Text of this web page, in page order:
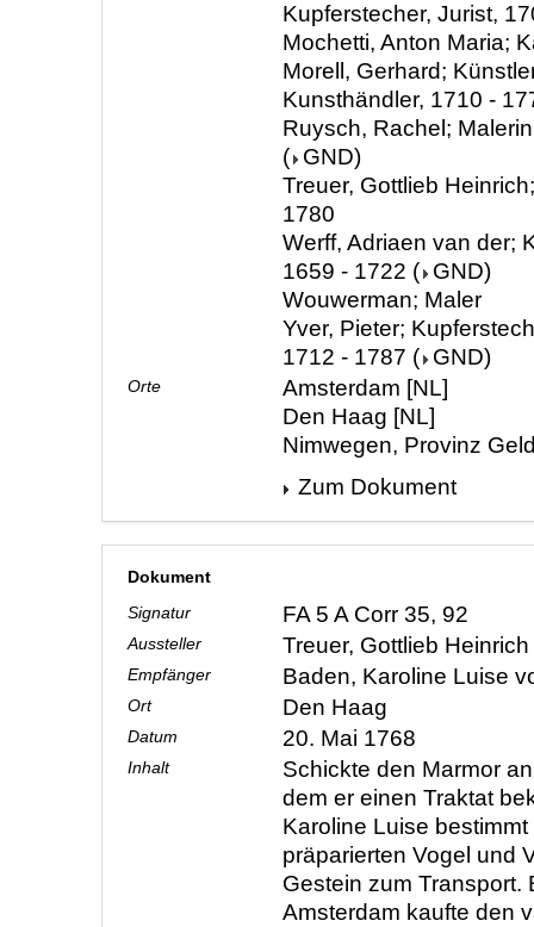
Kupferstecher, Jurist,
Mochetti, Anton Maria;
Morell, Gerhard;
Kunsthändler, 1710 -
Ruysch, Rachel;
( GND)
Treuer, Gottlieb
1780
Werff, Adriaen van der;
1659 - 1722 ( GND)
Wouwerman; Maler
Yver, Pieter;
1712 - 1787 ( GND)
Orte
Amsterdam [NL]
Den Haag [NL]
Nimwegen, Provinz
Zum Dokument
Dokument
Signatur
FA 5 A Corr 35, 92
Aussteller Treuer, Gottlieb Heinrich
Empfänger Baden, Karoline Luise
Ort Den Haag
Datum 20. Mai 1768
Inhalt
Schickte den Marmor
dem er einen Traktat
Karoline Luise
präparierten Vogel und
Gestein zum Transport.
Amsterdam kaufte den